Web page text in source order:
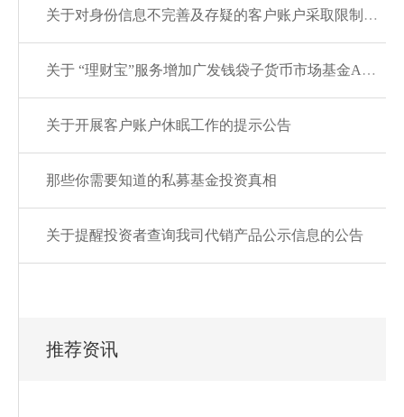
关于对身份信息不完善及存疑的客户账户采取限制措施的公告
关于 “理财宝”服务增加广发钱袋子货币市场基金A的公告
关于开展客户账户休眠工作的提示公告
那些你需要知道的私募基金投资真相
关于提醒投资者查询我司代销产品公示信息的公告
推荐资讯